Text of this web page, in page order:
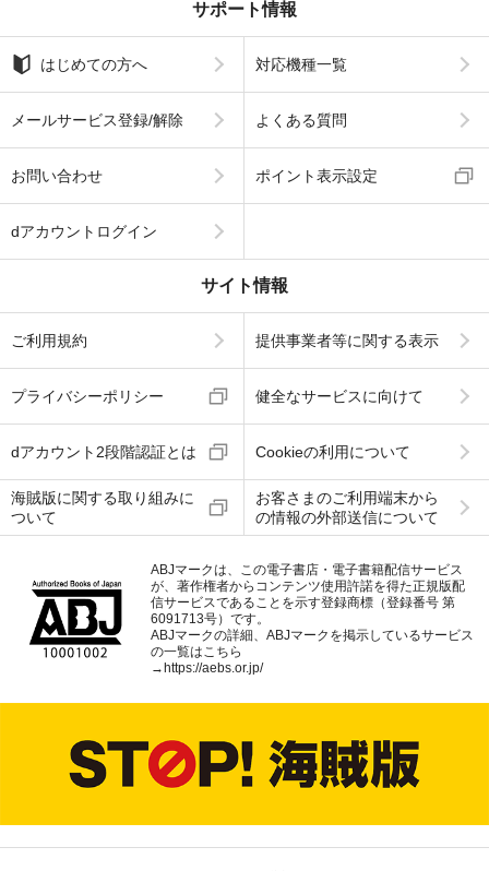
サポート情報
はじめての方へ 対応機種一覧
メールサービス登録/解除 よくある質問
お問い合わせ ポイント表示設定
dアカウントログイン
サイト情報
ご利用規約 提供事業者等に関する表示
プライバシーポリシー 健全なサービスに向けて
dアカウント2段階認証とは Cookieの利用について
海賊版に関する取り組みに
ついて
お客さまのご利用端末から
の情報の外部送信について
ABJマークは、この電子書店・電子書籍配信サービス
が、著作権者からコンテンツ使用許諾を得た正規版配
信サービスであることを示す登録商標（登録番号 第
6091713号）です。
ABJマークの詳細、ABJマークを掲示しているサービス
の一覧はこちら
→ https://aebs.or.jp/